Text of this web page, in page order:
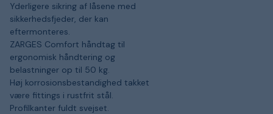
Yderligere sikring af låsene med
sikkerhedsfjeder, der kan
eftermonteres.
ZARGES Comfort håndtag til
ergonomisk håndtering og
belastninger op til 50 kg.
Høj korrosionsbestandighed takket
være fittings i rustfrit stål.
Profilkanter fuldt svejset.